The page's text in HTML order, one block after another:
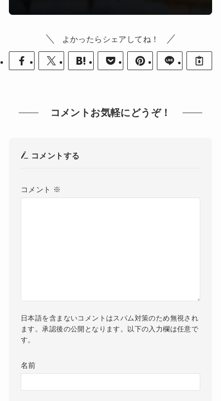
よかったらシェアしてね！
コメントお気軽にどうぞ！
コメントする
コメント ※
日本語を含まないコメントはスパム対策のため無視され
ます。承認後の公開となります。以下の入力欄は任意で
す。
名前